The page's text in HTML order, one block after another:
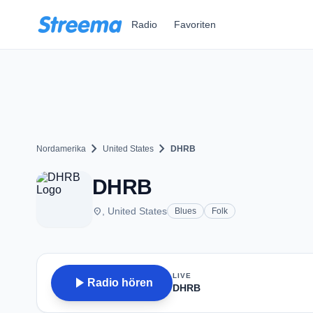
Radio Favoriten
Nordamerika chevron_right United States chevron_right DHRB
DHRB
place , United States Blues Folk
play_arrow Radio hören
LIVE
DHRB